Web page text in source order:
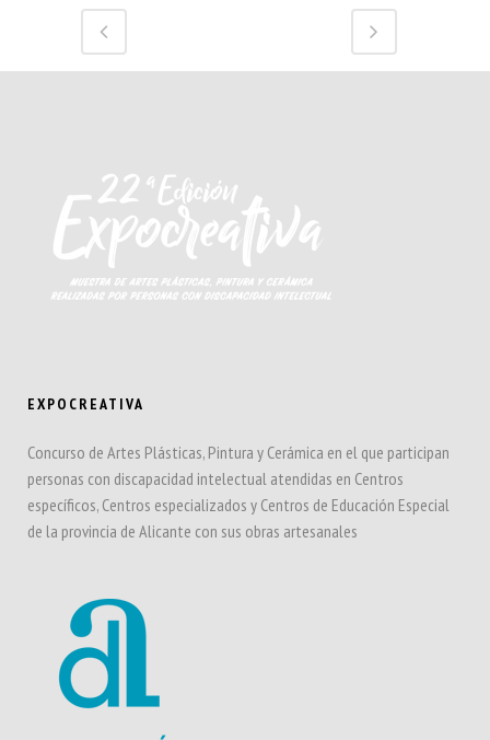
EXPOCREATIVA
Concurso de Artes Plásticas, Pintura y Cerámica en el que participan
personas con discapacidad intelectual atendidas en Centros
específicos, Centros especializados y Centros de Educación Especial
de la provincia de Alicante con sus obras artesanales